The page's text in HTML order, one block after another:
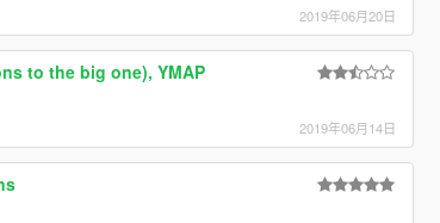
2019年06月20日
to the big one), YMAP
2019年06月14日